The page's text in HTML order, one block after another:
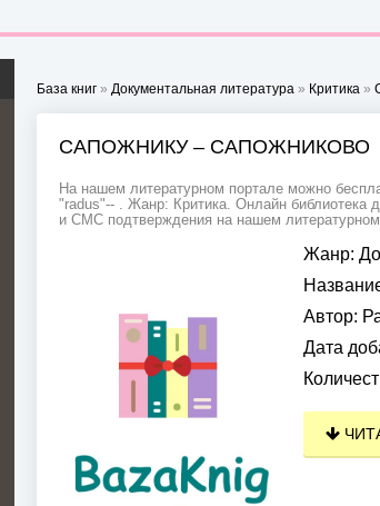
База книг » Документальная литература » Критика »
САПОЖНИКУ – САПОЖНИКОВО
На нашем литературном портале можно
"radus"-- . Жанр: Критика. Онлайн библиотека
и СМС подтверждения на нашем
Жанр:
Автор:
Дата